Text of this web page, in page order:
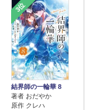
3位
結界師の一輪華 8
著者 おだやか
原作 クレハ